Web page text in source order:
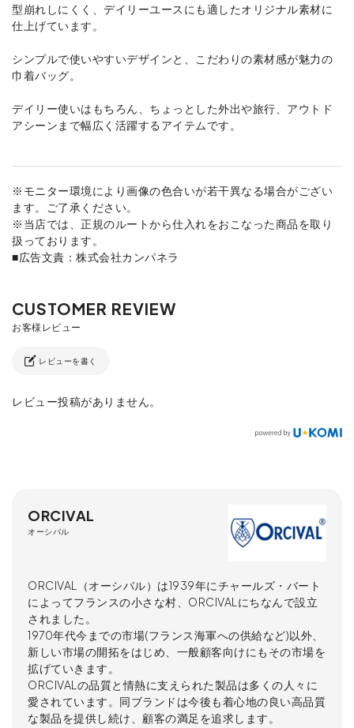
型崩れしにくく、デイリーユースにも適したオリジナル素材に
仕上げています。
シンプルで使いやすいデザインと、こだわりの素材感が魅力の
巾着バッグ。
デイリー使いはもちろん、ちょっとした外出や旅行、アウトド
アシーンまで幅広く活躍するアイテムです。
※モニター環境により画像の色合いが若干異なる場合がござい
ます。ご了承ください。
※当店では、正規のルートから仕入れをおこなった商品を取り
扱っております。
■広告文責：株式会社カンパネラ
レビューを書く
レビュー投稿がありません。
ORCIVAL
オーシバル
ORCIVAL（オーシバル）は1939年にチャールズ・バート
によってフランスの小さな村、ORCIVALにちなんで設立
されました。
1970年代今までの市場(フランス海軍への供給など)以外、
新しい市場の開拓をはじめ、一般顧客向けにもその市場を
拡げていきます。
ORCIVALの品質と情熱に支えられた製品は多くの人々に
愛されています。同ブランドは今後も着心地の良い高品質
な製品を提供し続け、顧客の満足を追求します。